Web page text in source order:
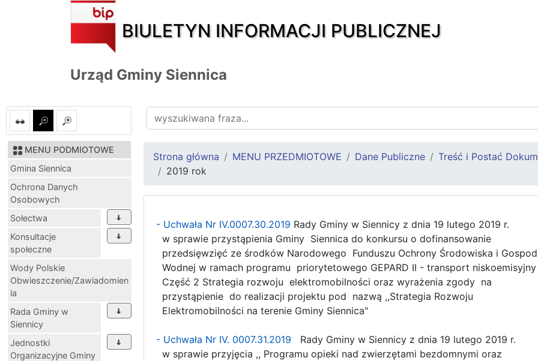
BIULETYN INFORMACJI PUBLICZNEJ
Urząd Gminy Siennica
MENU PODMIOTOWE
Gmina Siennica
Ochrona Danych
Osobowych
Sołectwa
Konsultacje
społeczne
Wody Polskie
Obwieszczenie/Zawiadomien
ia
Rada Gminy w
Siennicy
Jednostki
Organizacyjne Gminy
Strona główna MENU PRZEDMIOTOWE Dane Publiczne
Treść i Postać
2019 rok
- Uchwała Nr IV.0007.30.2019 Rady Gminy w Siennicy z dnia 19 lutego 2019 r.
w sprawie przystąpienia Gminy Siennica do konkursu o dofinansowanie
przedsięwzięć ze środków Narodowego Funduszu Ochrony Środowiska i
Wodnej w ramach programu priorytetowego GEPARD II - transport niskoemisyjny
Część 2 Strategia rozwoju elektromobilności oraz wyrażenia zgody na
przystąpienie do realizacji projektu pod nazwą ,,Strategia Rozwoju
Elektromobilności na terenie Gminy Siennica"
- Uchwała Nr IV. 0007.31.2019 Rady Gminy w Siennicy z dnia 19 lutego 2019 r.
w sprawie przyjęcia ,, Programu opieki nad zwierzętami bezdomnymi oraz